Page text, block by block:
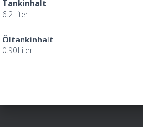
Tankinhalt
6.2Liter
Öltankinhalt
0.90Liter